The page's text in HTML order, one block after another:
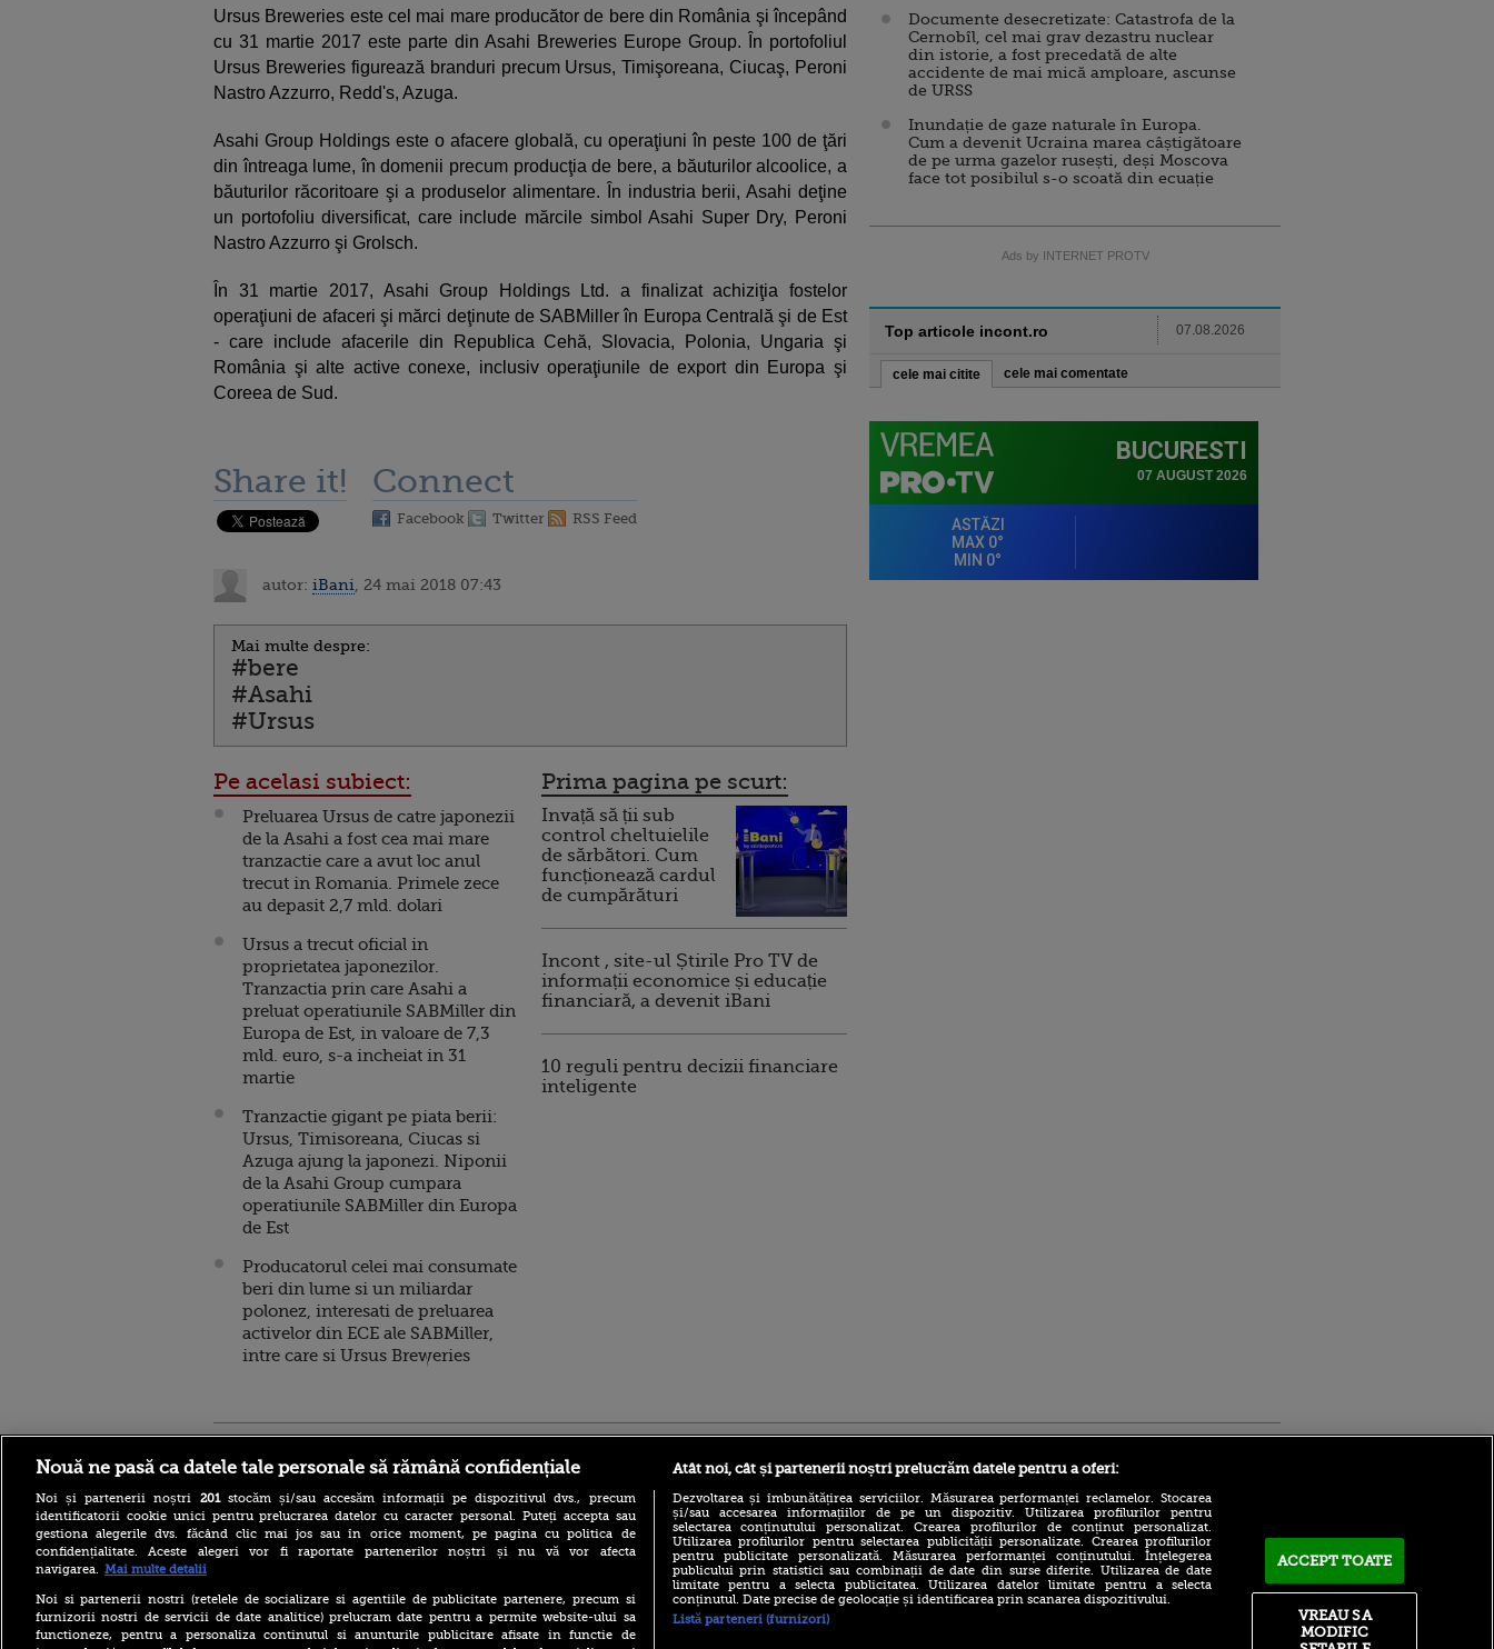
Ursus Breweries este cel mai mare producător de bere din România şi începând
cu 31 martie 2017 este parte din Asahi Breweries Europe Group. În portofoliul
Ursus Breweries figurează branduri precum Ursus, Timişoreana, Ciucaş, Peroni
Nastro Azzurro, Redd's, Azuga.
Asahi Group Holdings este o afacere globală, cu operaţiuni în peste 100 de ţări
din întreaga lume, în domenii precum producţia de bere, a băuturilor alcoolice, a
băuturilor răcoritoare şi a produselor alimentare. În industria berii, Asahi deţine
un portofoliu diversificat, care include mărcile simbol Asahi Super Dry, Peroni
Nastro Azzurro şi Grolsch.
În 31 martie 2017, Asahi Group Holdings Ltd. a finalizat achiziţia fostelor
operaţiuni de afaceri şi mărci deţinute de SABMiller în Europa Centrală şi de Est
- care include afacerile din Republica Cehă, Slovacia, Polonia, Ungaria şi
România şi alte active conexe, inclusiv operaţiunile de export din Europa şi
Coreea de Sud.
Share it! Connect
Facebook Twitter RSS Feed
autor: iBani , 24 mai 2018 07:43
Mai multe despre:
#bere
#Asahi
#Ursus
Pe acelasi subiect:
Preluarea Ursus de catre japonezii
de la Asahi a fost cea mai mare
tranzactie care a avut loc anul
trecut in Romania. Primele zece
au depasit 2,7 mld. dolari
Ursus a trecut oficial in
proprietatea japonezilor.
Tranzactia prin care Asahi a
preluat operatiunile SABMiller din
Europa de Est, in valoare de 7,3
mld. euro, s-a incheiat in 31
martie
Tranzactie gigant pe piata berii:
Ursus, Timisoreana, Ciucas si
Azuga ajung la japonezi. Niponii
de la Asahi Group cumpara
operatiunile SABMiller din Europa
de Est
Producatorul celei mai consumate
beri din lume si un miliardar
polonez, interesati de preluarea
activelor din ECE ale SABMiller,
intre care si Ursus Breweries
Prima pagina pe scurt:
Invață să ții sub
control cheltuielile
de sărbători. Cum
funcționează cardul
de cumpărături
Incont , site-ul Știrile Pro TV de
informații economice și educație
financiară, a devenit iBani
10 reguli pentru decizii financiare
inteligente
Documente desecretizate: Catastrofa de la
Cernobîl, cel mai grav dezastru nuclear
din istorie, a fost precedată de alte
accidente de mai mică amploare, ascunse
de URSS
Inundație de gaze naturale în Europa.
Cum a devenit Ucraina marea câștigătoare
de pe urma gazelor rusești, deși Moscova
face tot posibilul s-o scoată din ecuație
Ads by INTERNET PROTV
Top articole incont.ro 07.08.2026
cele mai citite cele mai comentate
menopauză poate corecta
sindromul cardio-
metabolic
(P) Descoperă Lumea
Evenimentelor din România
Arsenal, lovitură de peste
500.000.000€
Nouă ne pasă ca datele tale personale să rămână confidențiale
Noi și partenerii noștri 201stocăm și/sau accesăm informații pe dispozitivul dvs., precum
identificatorii cookie unici pentru prelucrarea datelor cu caracter personal. Puteți accepta sau
gestiona alegerile dvs. făcând clic mai jos sau în orice moment, pe pagina cu politica de
confidențialitate. Aceste alegeri vor fi raportate partenerilor noștri și nu vă vor afecta
navigarea. Mai multe detalii
Noi si partenerii nostri (retelele de socializare si agentiile de publicitate partenere, precum si
furnizorii nostri de servicii de date analitice) prelucram date pentru a permite website-ului sa
functioneze, pentru a personaliza continutul si anunturile publicitare afisate in functie de
Atât noi, cât și partenerii noștri prelucrăm datele pentru a oferi:
Dezvoltarea și îmbunătățirea serviciilor. Măsurarea performanței reclamelor. Stocarea
și/sau accesarea informațiilor de pe un dispozitiv. Utilizarea profilurilor pentru
selectarea conținutului personalizat. Crearea profilurilor de conținut personalizat.
Utilizarea profilurilor pentru selectarea publicității personalizate. Crearea profilurilor
pentru publicitate personalizată. Măsurarea performanței conținutului. Înțelegerea
publicului prin statistici sau combinații de date din surse diferite. Utilizarea de date
limitate pentru a selecta publicitatea. Utilizarea datelor limitate pentru a selecta
conținutul. Date precise de geolocație și identificarea prin scanarea dispozitivului.
Listă parteneri (furnizori)
ACCEPT TOATE
VREAU SA
MODIFIC